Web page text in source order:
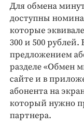
Для обмена
доступны
которые
300 и 500 рублей.
предложением
разделе «Обмен
сайте и в
абонента на
который нужно
партнера.